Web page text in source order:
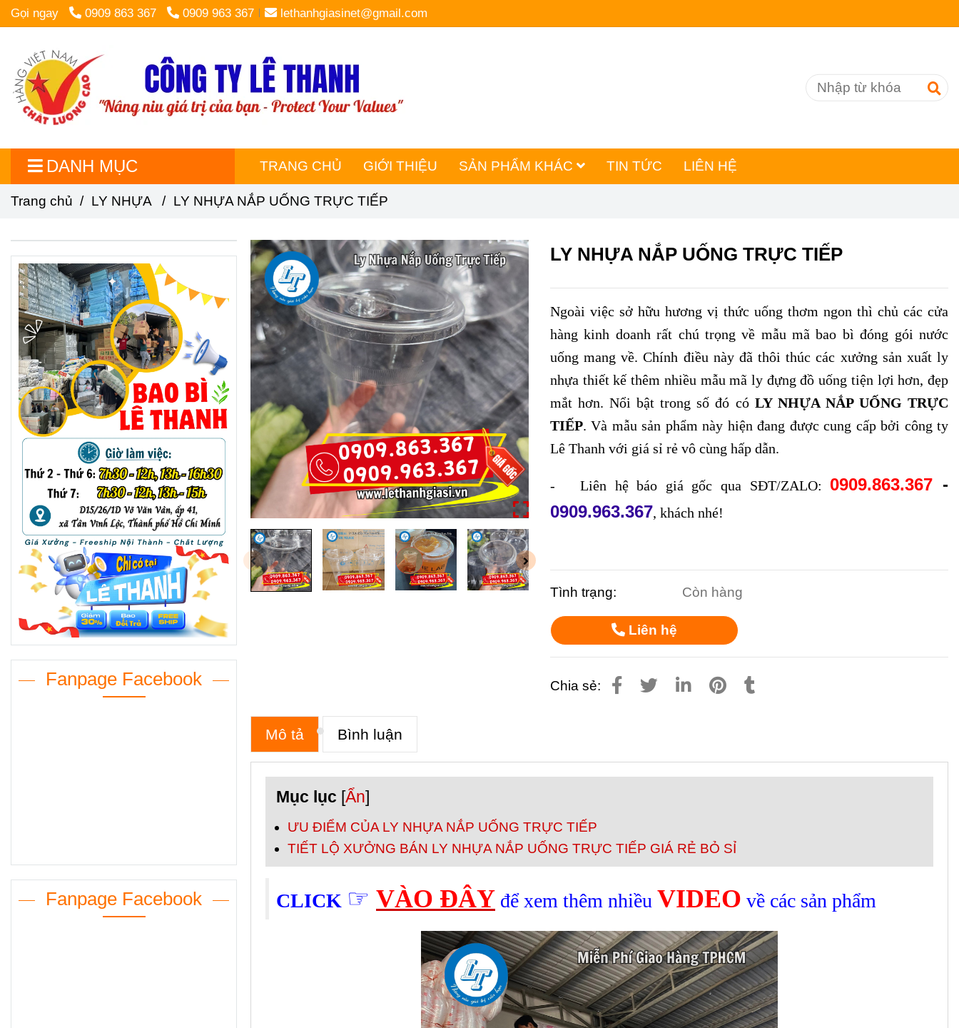
Gọi ngay 0909 863 367 0909 963 367 lethanhgiasinet@gmail.com
DANH MỤC TRANG CHỦ GIỚI THIỆU SẢN PHẨM KHÁC TIN TỨC LIÊN HỆ
Trang chủ / LY NHỰA / LY NHỰA NẮP UỐNG TRỰC TIẾP
LY NHỰA NẮP UỐNG TRỰC TIẾP
Ngoài việc sở hữu hương vị thức uống thơm ngon thì chủ các cửa
hàng kinh doanh rất chú trọng về mẫu mã bao bì đóng gói nước
uống mang về.Chính điều này đã thôi thúc các xưởng sản xuất ly
nhựa thiết kế thêm nhiều mẫu mã ly đựng đồ uống tiện lợi hơn, đẹp
mắt hơn. Nổi bật trong số đó có LY NHỰA NẮP UỐNG TRỰC
TIẾP. Và mẫu sản phẩm này hiện đang được cung cấp bởi công ty
Lê Thanh với giá sỉ rẻ vô cùng hấp dẫn.
- Liên hệ báo giá gốc qua SĐT/ZALO: 0909.863.367 -
0909.963.367, khách nhé!
Tình trạng: Còn hàng
Liên hệ
Chia sẻ:
Mô tả Bình luận
Mục lục [Ẩn]
ƯU ĐIỂM CỦA LY NHỰA NẮP UỐNG TRỰC TIẾP
TIẾT LỘ XƯỞNG BÁN LY NHỰA NẮP UỐNG TRỰC TIẾP GIÁ RẺ BỎ SỈ
CLICK ☞ VÀO ĐÂY để xem thêm nhiều VIDEO về các sản phẩm
Fanpage Facebook
Fanpage Facebook